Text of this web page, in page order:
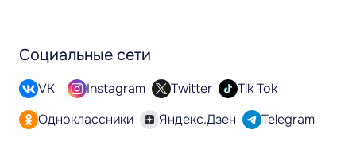
Социальные сети
VK Instagram Twitter
Tik Tok
Одноклассники
Яндекс.Дзен
Telegram